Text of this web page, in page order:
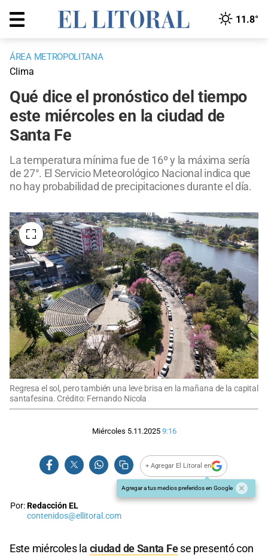
11.8°
ÁREA METROPOLITANA
Clima
Qué dice el pronóstico del tiempo
este miércoles en la ciudad de
Santa Fe
La temperatura mínima fue de 16º y la máxima sería
de 27°. El Servicio Meteorológico Nacional indica que
no hay probabilidad de precipitaciones durante el día.
Regresa el sol, pero también una leve brisa en la mañana de la capital
santafesina. Crédito: Fernando Nicola
Miércoles 5.11.2025 9:16
+ Agregar El Litoral en
Agregar a tus medios preferidos en Google
Por:Redacción EL
contenidos@ellitoral.com
Este miércoles la ciudad de Santa Fese presentó con